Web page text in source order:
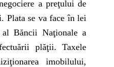
a preţului de
Plata se va face în lei
Băncii Naţionale a
plăţii. Taxele
imobilului,